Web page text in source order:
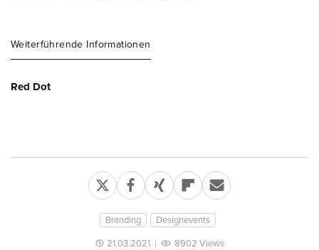
Weiterführende Informationen
Red Dot
Branding Designevents
21.03.2021 | 8902 Views